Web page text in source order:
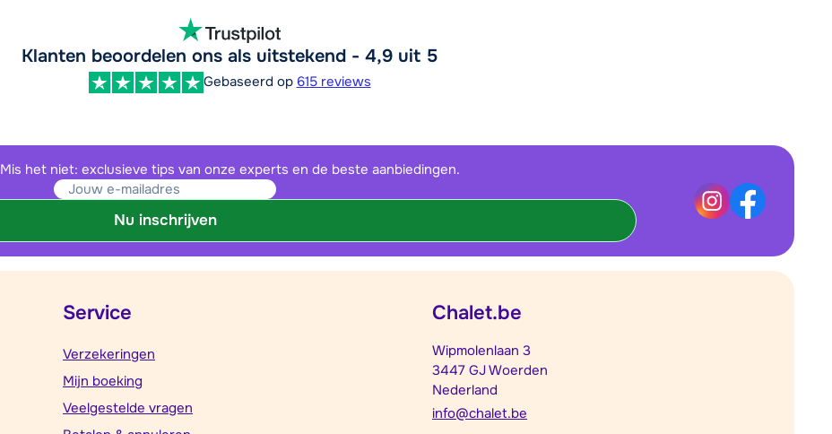
Klanten beoordelen ons als uitstekend - 4,9 uit 5
Gebaseerd op 615 reviews
Mis het niet: exclusieve tips van onze experts en de beste aanbiedingen.
Nu inschrijven
Service
Verzekeringen
Mijn boeking
Veelgestelde vragen
Chalet.be
Wipmolenlaan 3
3447 GJ Woerden
Nederland
info@chalet.be